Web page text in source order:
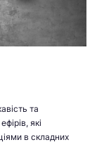
та
які
в складних